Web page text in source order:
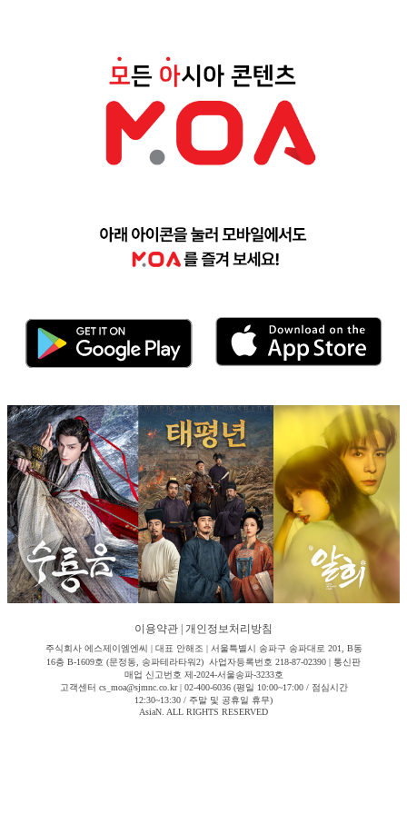
이용약관 개인정보처리방침
주식회사 에스제이엠엔씨 | 대표 안해조 | 서울특별시 송파구 송파대로 201, B동
16층 B-1609호 (문정동, 송파테라타워2) 사업자등록번호 218-87-02390 | 통신판
매업 신고번호 제-2024-서울송파-3233호
고객센터 cs_moa@sjmnc.co.kr | 02-400-6036 (평일 10:00~17:00 / 점심시간
12:30~13:30 / 주말 및 공휴일 휴무)
AsiaN. ALL RIGHTS RESERVED